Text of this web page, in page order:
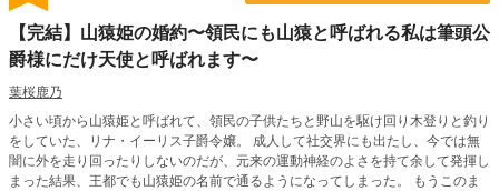
【完結】山猿姫の婚約〜領民にも山猿と呼ばれる私は筆頭公
爵様にだけ天使と呼ばれます〜
葉桜鹿乃
小さい頃から山猿姫と呼ばれて、領民の子供たちと野山を駆け回り木登りと釣り
をしていた、リナ・イーリス子爵令嬢。 成人して社交界にも出たし、今では無
闇に外を走り回ったりしないのだが、元来の運動神経のよさを持て余して発揮し
まった結果、王都でも山猿姫の名前で通るようになってしまった。 もうこのま